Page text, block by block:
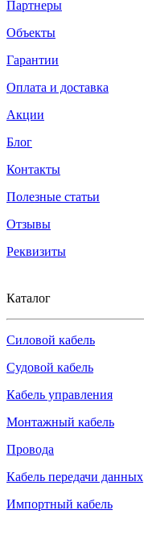
Партнеры
Объекты
Гарантии
Оплата и доставка
Акции
Блог
Контакты
Полезные статьи
Отзывы
Реквизиты
Каталог
Силовой кабель
Судовой кабель
Кабель управления
Монтажный кабель
Провода
Кабель передачи данных
Импортный кабель